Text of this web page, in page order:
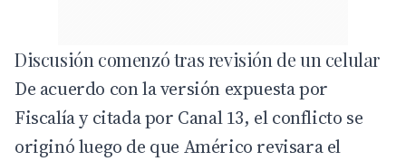
Discusión comenzó tras revisión de un celular
De acuerdo con la versión expuesta por
Fiscalía y citada por Canal 13, el conflicto se
originó luego de que Américo revisara el